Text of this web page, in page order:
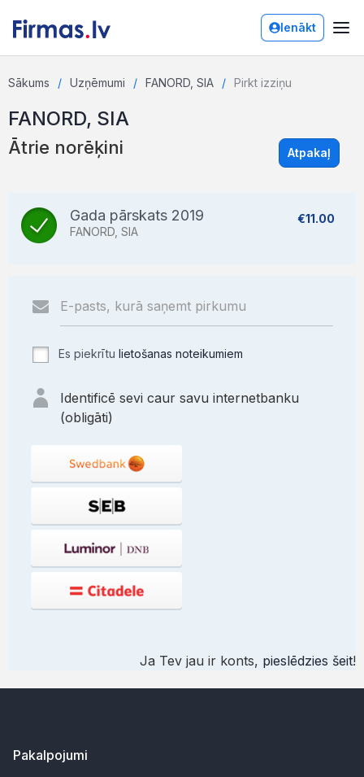
Ienākt
Sākums Uzņēmumi FANORD, SIA Pirkt izziņu
FANORD, SIA
Ātrie norēķini Atpakaļ
Gada pārskats 2019
FANORD, SIA
€11.00
Es piekrītu lietošanas noteikumiem
Identificē sevi caur savu internetbanku
(obligāti)
Ja Tev jau ir konts, pieslēdzies šeit!
Pakalpojumi